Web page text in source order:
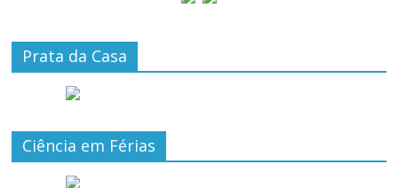
Prata da Casa
Ciência em Férias